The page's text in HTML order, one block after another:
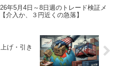
年5月4日～8日週のトレード検証メ
介入か、３円近くの急落】
げ・引き